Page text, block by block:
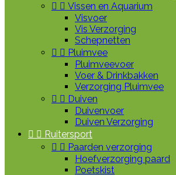
  Vissen en Aquarium
Visvoer
Vis Verzorging
Schepnetten
  Pluimvee
Pluimveevoer
Voer & Drinkbakken
Verzorging Pluimvee
  Duiven
Duivenvoer
Duiven Verzorging
  Ruitersport
  Paarden verzorging
Hoefverzorging paard
Poetskist